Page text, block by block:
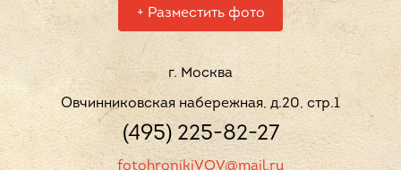
+ Разместить фото
г. Москва
Овчинниковская набережная, д.20, стр.1
(495) 225-82-27
fotohronikiVOV@mail.ru